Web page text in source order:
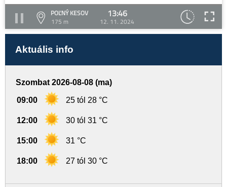
POĽNÝ KESOV
175 m
13:46
12. 11. 2024
Aktuális info
Szombat 2026-08-08 (ma)
09:00 25 tól 28 °C
12:00 30 tól 31 °C
15:00 31 °C
18:00 27 tól 30 °C